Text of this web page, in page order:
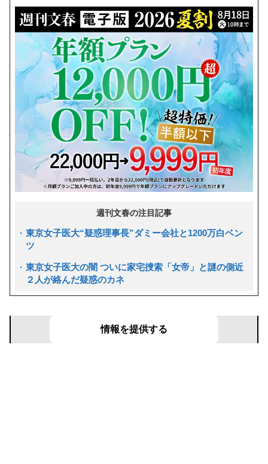
週刊文春の注目記事
東京女子医大“疑惑理事長”ダミー会社と1200万白ベン
ツ
東京女子医大の闇 ついに家宅捜索「女帝」と謎の側近
２人が絡んだ疑惑のカネ
あなたの目の前で起きた事件を募集！
情報を提供する